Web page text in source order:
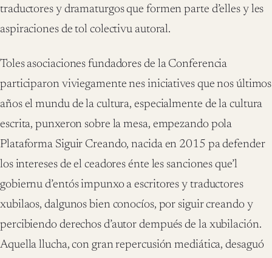
traductores y dramaturgos que formen parte d’elles y les
aspiraciones de tol colectivu autoral.
Toles asociaciones fundadores de la Conferencia
participaron viviegamente nes iniciatives que nos últimos
años el mundu de la cultura, especialmente de la cultura
escrita, punxeron sobre la mesa, empezando pola
Plataforma Siguir Creando, nacida en 2015 pa defender
los intereses de el ceadores énte les sanciones que’l
gobiernu d’entós impunxo a escritores y traductores
xubilaos, dalgunos bien conocíos, por siguir creando y
percibiendo derechos d’autor dempués de la xubilación.
Aquella llucha, con gran repercusión mediática, desaguó